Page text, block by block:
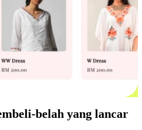
belah yang lancar